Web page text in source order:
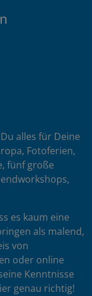
alles für Deine
Fotoferien,
fünf große
es kaum eine
als malend,
von
oder online
Kenntnisse
genau richtig!